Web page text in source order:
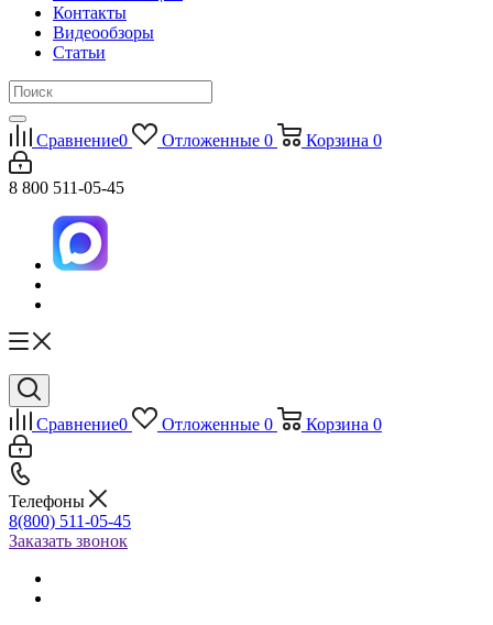
Контакты
Видеообзоры
Статьи
Сравнение0 Отложенные 0 Корзина 0
8 800 511-05-45
Сравнение0 Отложенные 0 Корзина 0
Телефоны
8(800) 511-05-45
Заказать звонок